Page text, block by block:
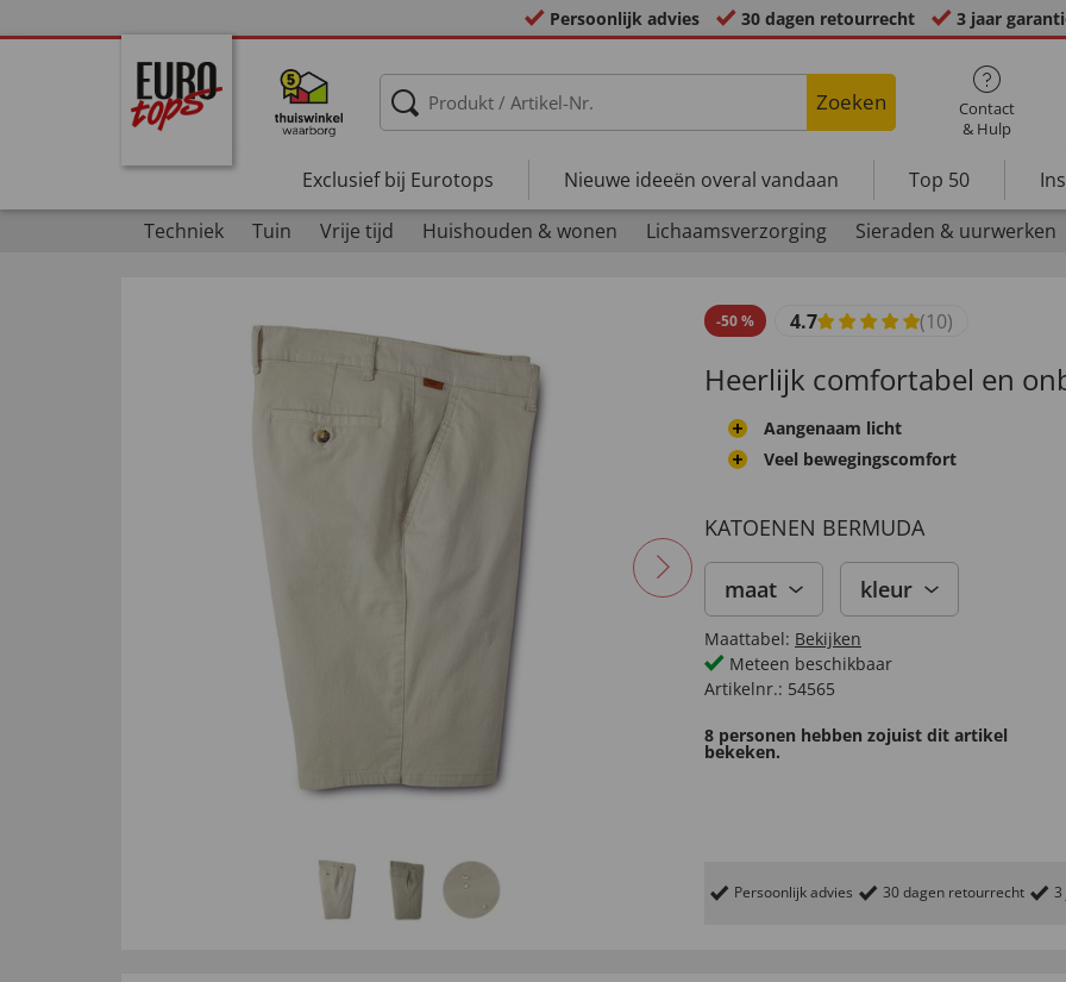
Persoonlijk advies 30 dagen retourrecht 3 jaar
Zoeken
Contact
& Hulp
Exclusief bij Eurotops Nieuwe ideeën overal vandaan Top 50
Techniek
Tuin Vrije tijd Huishouden & wonen Lichaamsverzorging Sieraden & uurwerken
-50% 4.7 (10)
Heerlijk comfortabel en
Aangenaam licht
Veel bewegingscomfort
KATOENEN BERMUDA
maat kleur
Maattabel: Bekijken
Meteen beschikbaar
Artikelnr.: 54565
8 personen hebben zojuist dit artikel
bekeken.
Persoonlijk advies 30 dagen retourrecht 3